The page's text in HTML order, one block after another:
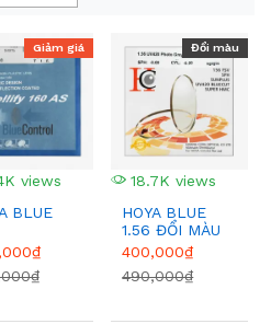
views
Giảm giá
BLUE
18.7K views
Đổi màu
HOYA BLUE
1.56 ĐỔI MÀU
GREY
400,000₫
490,000₫